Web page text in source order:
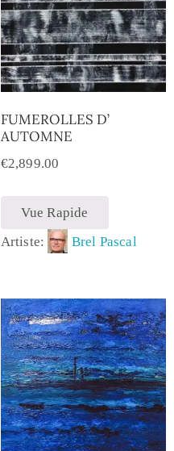
FUMEROLLES D’
AUTOMNE
€2,899.00
Vue Rapide
Artiste:
Brel Pascal